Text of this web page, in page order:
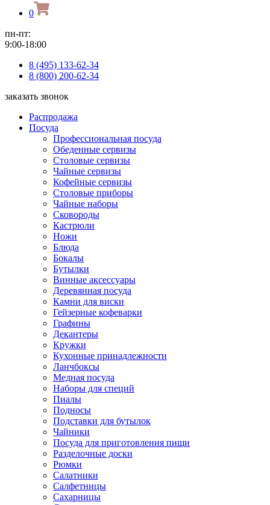
0
пн-пт:
9:00-18:00
8 (495) 133-62-34
8 (800) 200-62-34
заказать звонок
Распродажа
Посуда
Профессиональная посуда
Обеденные сервизы
Столовые сервизы
Чайные сервизы
Кофейные сервизы
Столовые приборы
Чайные наборы
Сковороды
Кастрюли
Ножи
Блюда
Бокалы
Бутылки
Винные аксессуары
Деревянная посуда
Камни для виски
Гейзерные кофеварки
Графины
Декантеры
Кружки
Кухонные принадлежности
Ланчбоксы
Медная посуда
Наборы для специй
Пиалы
Подносы
Подставки для бутылок
Чайники
Посуда для приготовления пищи
Разделочные доски
Рюмки
Салатники
Салфетницы
Сахарницы